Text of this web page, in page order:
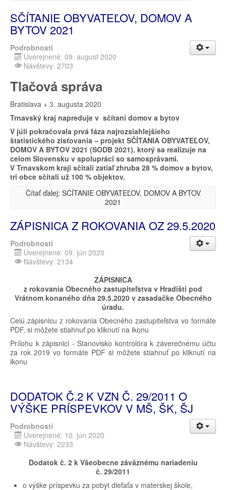
SČÍTANIE OBYVATEĽOV, DOMOV A
BYTOV 2021
Podrobnosti
Uverejnené: 09. august 2020
Návštevy: 2703
Tlačová správa
Bratislava + 3. augusta 2020
Trnavský kraj napreduje v sčítaní domov a bytov
V júli pokračovala prvá fáza najrozsiahlejšieho
štatistického zisťovania – projekt SČÍTANIA OBYVATEĽOV,
DOMOV A BYTOV 2021 (SODB 2021), ktorý sa realizuje na
celom Slovensku v spolupráci so samosprávami.
V Trnavskom kraji sčítali zatiaľ zhruba 28 % domov a bytov,
tri obce sčítali už 100 % objektov.
Čítať ďalej: SČÍTANIE OBYVATEĽOV, DOMOV A BYTOV
2021
ZÁPISNICA Z ROKOVANIA OZ 29.5.2020
Podrobnosti
Uverejnené: 09. jún 2020
Návštevy: 2134
ZÁPISNICA
z rokovania Obecného zastupiteľstva v Hradišti pod
Vrátnom konaného dňa 29.5.2020 v zasadačke Obecného
úradu.
Celú zápisnicu z rokovania Obecného zastupiteľstva vo formáte
PDF, si môžete stiahnuť po kliknutí na ikonu
Prílohu k zápisnici - Stanovisko kontrolóra k záverečnému účtu
za rok 2019 vo formáte PDF si môžete stiahnuť po kliknutí na
ikonu
DODATOK Č.2 K VZN Č. 29/2011 O
VÝŠKE PRÍSPEVKOV V MŠ, ŠK, ŠJ
Podrobnosti
Uverejnené: 10. jún 2020
Návštevy: 2233
Dodatok č. 2 k Všeobecne záväznému nariadeniu
č. 29/2011
o výške príspevku za pobyt dieťaťa v materskej škole,